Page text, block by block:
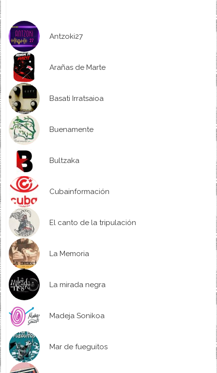
Antzoki27
Arañas de Marte
Basati Irratsaioa
Buenamente
Bultzaka
Cubainformación
El canto de la tripulación
La Memoria
La mirada negra
Madeja Sonikoa
Mar de fueguitos